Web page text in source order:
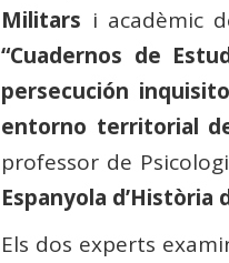
Militars i acadèmic
“Cuadernos de
persecución
entorno territorial
professor de
Espanyola d’Història
Els dos experts